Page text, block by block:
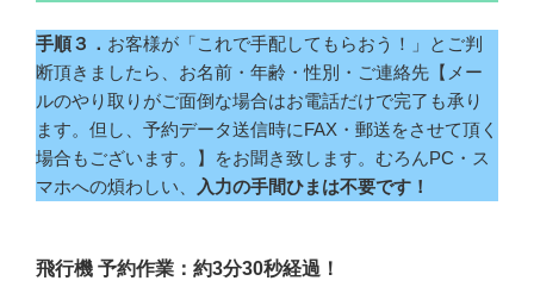
手順３． お客様が「これで手配してもらおう！」とご判
断頂きましたら、お名前・年齢・性別・ご連絡先【メー
ルのやり取りがご面倒な場合はお電話だけで完了も承り
ます。但し、予約データ送信時にFAX・郵送をさせて頂く
場合もございます。】をお聞き致します。むろんPC・ス
マホへの煩わしい、
入力の手間ひまは不要です！
飛行機 予約作業：約3分30秒経過！